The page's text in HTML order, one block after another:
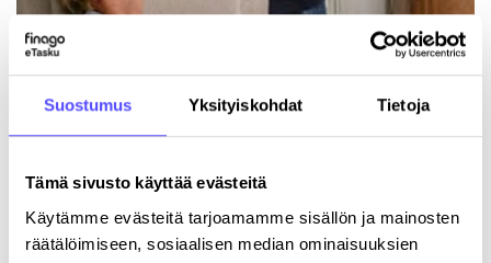
Suostumus Yksityiskohdat Tietoja
Tämä sivusto käyttää evästeitä
Käytämme evästeitä tarjoamamme sisällön ja mainosten
räätälöimiseen, sosiaalisen median ominaisuuksien
Selkeää taloushallintoa viihteen kulisseissa
2.7.2026